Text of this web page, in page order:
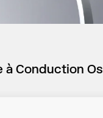
à Conduction